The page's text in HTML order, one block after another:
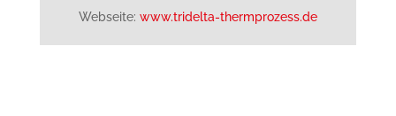
Webseite: www.tridelta-thermprozess.de